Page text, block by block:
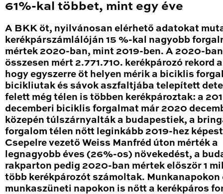
61%-kal többet, mint egy éve
A BKK öt, nyilvánosan elérhető adatokat
kerékpárszámlálóján 15 %-kal nagyobb
mértek 2020-ban, mint 2019-ben. A 2020-ban
összesen mért 2.771.710. kerékpározó rekord
hogy egyszerre öt helyen mérik a biciklis
bicikliutak és sávok aszfaltjába telepített
felett még télen is többen kerékpároztak: a
decemberi biciklis forgalmat már 2020
közepén túlszárnyalták a budapestiek, a
forgalom télen nőtt leginkább 2019-hez
Csepelre vezető Weiss Manfréd úton mérték a
legnagyobb éves (26%-os) növekedést, a
rakparton pedig 2020-ban mértek először 1
több kerékpározót számoltak. Munkanapokon
munkaszüneti napokon is nőtt a kerékpáros